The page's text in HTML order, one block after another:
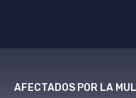
AFECTADOS POR LA